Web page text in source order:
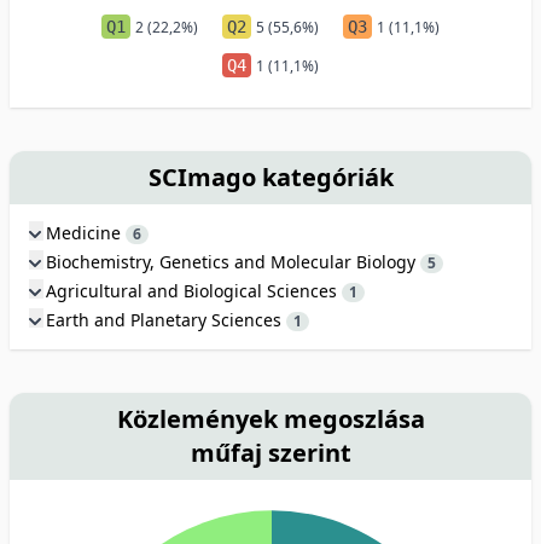
Q1 2 (22,2%) Q2 5 (55,6%) Q3 1 (11,1%)
Q4 1 (11,1%)
SCImago kategóriák
Medicine 6
Biochemistry, Genetics and Molecular Biology 5
Agricultural and Biological Sciences 1
Earth and Planetary Sciences 1
Közlemények megoszlása
műfaj szerint